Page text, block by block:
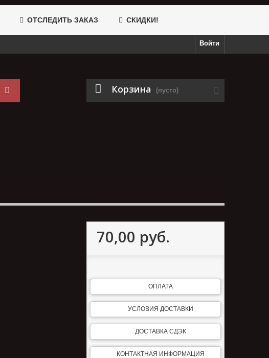
ОТСЛЕДИТЬ ЗАКАЗ СКИДКИ!
Войти
Корзина (пусто)
70,00 руб.
ОПЛАТА
УСЛОВИЯ ДОСТАВКИ
ДОСТАВКА СДЭК
КОНТАКТНАЯ ИНФОРМАЦИЯ